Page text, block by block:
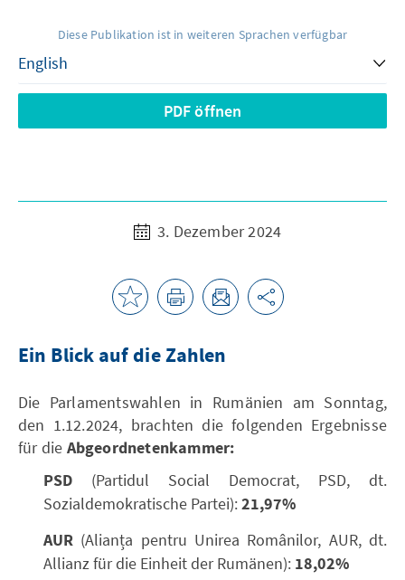
Diese Publikation ist in weiteren Sprachen verfügbar
PDF öffnen
3. Dezember 2024
Ein Blick auf die Zahlen
Die Parlamentswahlen in Rumänien am Sonntag,
den 1.12.2024, brachten die folgenden Ergebnisse
für die Abgeordnetenkammer:
PSD (Partidul Social Democrat, PSD, dt.
Sozialdemokratische Partei):21,97%
AUR (Alianța pentru Unirea Românilor, AUR, dt.
Allianz für die Einheit der Rumänen): 18,02%